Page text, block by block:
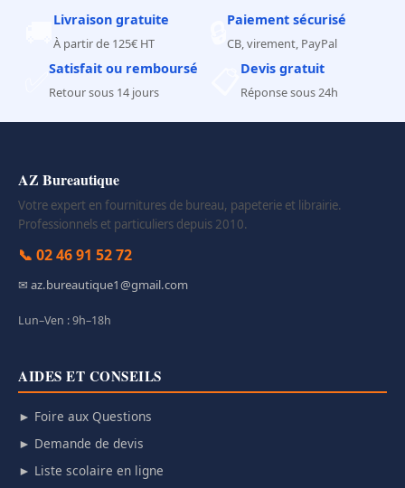
Livraison gratuite
À partir de 125€ HT
Paiement sécurisé
CB, virement, PayPal
Satisfait ou remboursé
Retour sous 14 jours
Devis gratuit
Réponse sous 24h
AZ Bureautique
Votre expert en fournitures de bureau, papeterie et librairie.
Professionnels et particuliers depuis 2010.
📞 02 46 91 52 72
✉ az.bureautique1@gmail.com
Lun–Ven : 9h–18h
AIDES ET CONSEILS
► Foire aux Questions
► Demande de devis
► Liste scolaire en ligne